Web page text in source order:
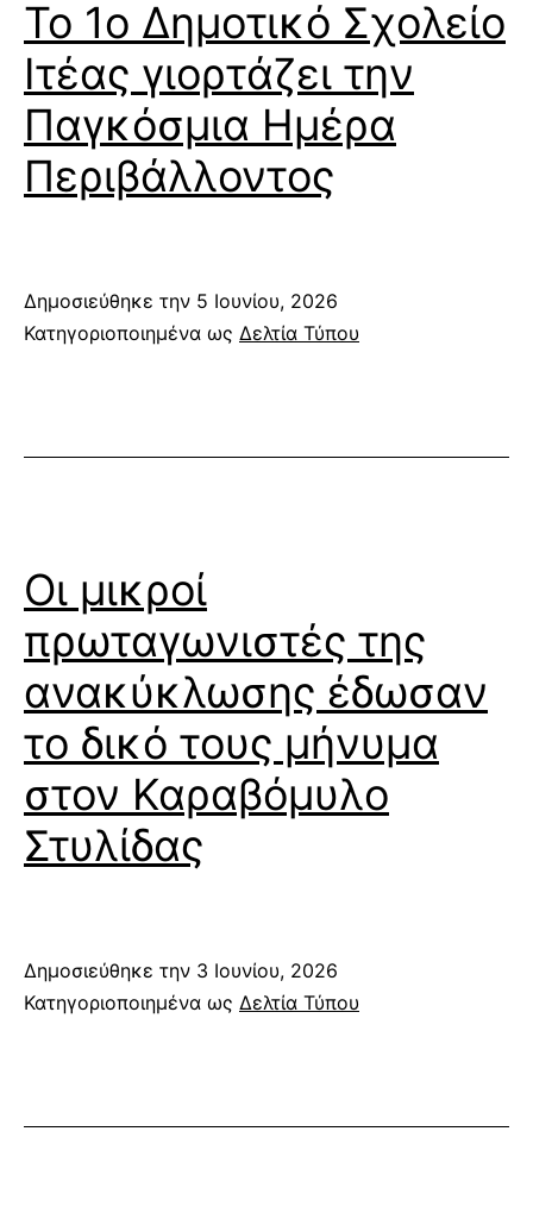
Το 1ο Δημοτικό Σχολείο
Ιτέας γιορτάζει την
Παγκόσμια Ημέρα
Περιβάλλοντος
Δημοσιεύθηκε την 5 Ιουνίου, 2026
Κατηγοριοποιημένα ως Δελτία Τύπου
Οι μικροί
πρωταγωνιστές της
ανακύκλωσης έδωσαν
το δικό τους μήνυμα
στον Καραβόμυλο
Στυλίδας
Δημοσιεύθηκε την 3 Ιουνίου, 2026
Κατηγοριοποιημένα ως Δελτία Τύπου